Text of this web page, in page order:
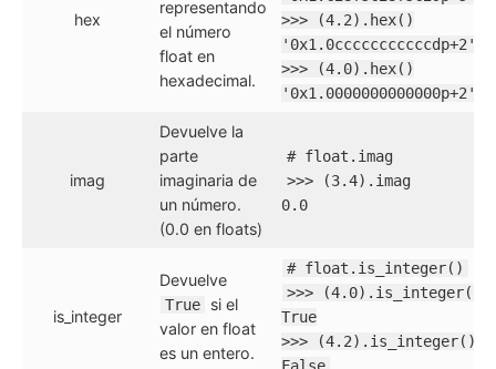
hex
representando
el número
float en
hexadecimal.
>>> (4.2).hex()
'0x1.0cccccccccccdp+2'
>>> (4.0).hex()
'0x1.0000000000000p+2'
imag
Devuelve la
parte
imaginaria de
un número.
(0.0 en floats)
# float.imag
>>> (3.4).imag
0.0
is_integer
Devuelve
True
si el
valor en float
es un entero.
# float.is_integer()
>>> (4.0).is_integer()
True
>>> (4.2).is_integer()